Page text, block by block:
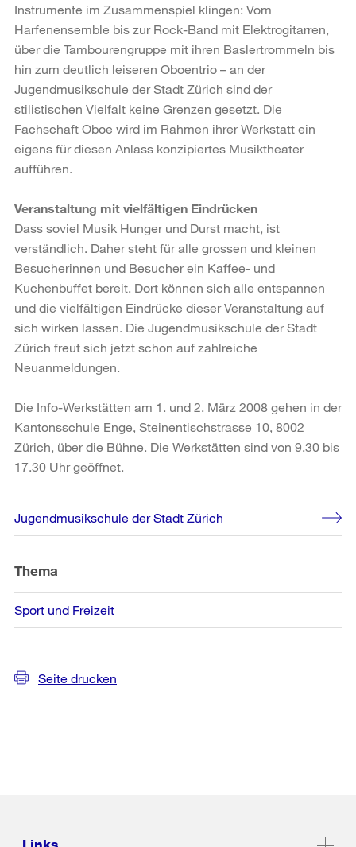
Instrumente im Zusammenspiel klingen: Vom
Harfenensemble bis zur Rock-Band mit Elektrogitarren,
über die Tambourengruppe mit ihren Baslertrommeln bis
hin zum deutlich leiseren Oboentrio – an der
Jugendmusikschule der Stadt Zürich sind der
stilistischen Vielfalt keine Grenzen gesetzt. Die
Fachschaft Oboe wird im Rahmen ihrer Werkstatt ein
eigens für diesen Anlass konzipiertes Musiktheater
aufführen.
Veranstaltung mit vielfältigen Eindrücken
Dass soviel Musik Hunger und Durst macht, ist
verständlich. Daher steht für alle grossen und kleinen
Besucherinnen und Besucher ein Kaffee- und
Kuchenbuffet bereit. Dort können sich alle entspannen
und die vielfältigen Eindrücke dieser Veranstaltung auf
sich wirken lassen. Die Jugendmusikschule der Stadt
Zürich freut sich jetzt schon auf zahlreiche
Neuanmeldungen.
Die Info-Werkstätten am 1. und 2. März 2008 gehen in der
Kantonsschule Enge, Steinentischstrasse 10, 8002
Zürich, über die Bühne. Die Werkstätten sind von 9.30 bis
17.30 Uhr geöffnet.
Weitere
Informationen
Jugendmusikschule der Stadt Zürich
Thema
Sport und Freizeit
Seite drucken